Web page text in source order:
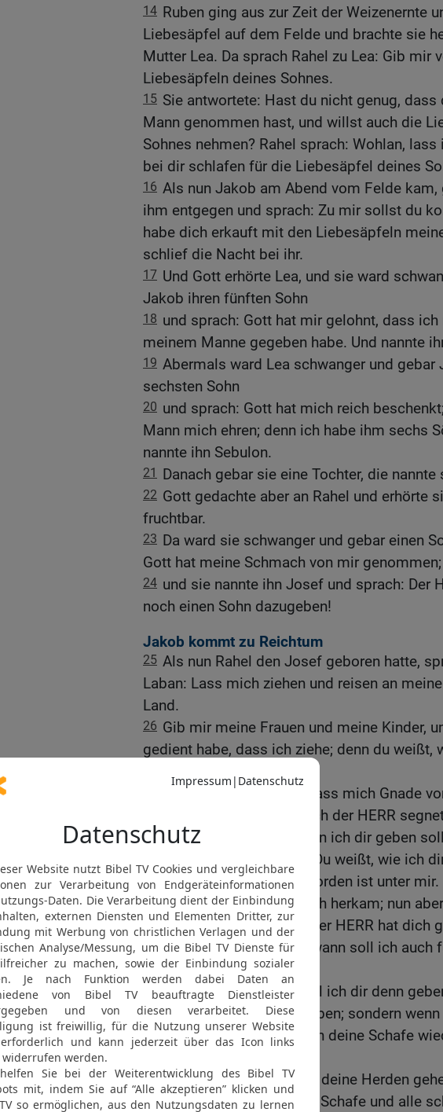
14 Ruben ging aus zur Zeit der Weizenernte
Liebesäpfel auf dem Felde und brachte sie
Mutter Lea. Da sprach Rahel zu Lea: Gib mir
Liebesäpfeln deines Sohnes.
15 Sie antwortete: Hast du nicht genug, dass
Mann genommen hast, und willst auch die
Sohnes nehmen? Rahel sprach: Wohlan,
bei dir schlafen für die Liebesäpfel deines
16 Als nun Jakob am Abend vom Felde kam,
ihm entgegen und sprach: Zu mir sollst du
habe dich erkauft mit den Liebesäpfeln
schlief die Nacht bei ihr.
17 Und Gott erhörte Lea, und sie ward
Jakob ihren fünften Sohn
18 und sprach: Gott hat mir gelohnt, dass
meinem Manne gegeben habe. Und nannte
19 Abermals ward Lea schwanger und gebar
sechsten Sohn
20 und sprach: Gott hat mich reich
Mann mich ehren; denn ich habe ihm sechs
nannte ihn Sebulon.
21 Danach gebar sie eine Tochter, die nannte
22 Gott gedachte aber an Rahel und erhörte
fruchtbar.
23 Da ward sie schwanger und gebar einen
Gott hat meine Schmach von mir genommen;
24 und sie nannte ihn Josef und sprach: Der
noch einen Sohn dazugeben!
Jakob kommt zu Reichtum
25 Als nun Rahel den Josef geboren hatte,
Laban: Lass mich ziehen und reisen an
Land.
26 Gib mir meine Frauen und meine Kinder,
gedient habe, dass ich ziehe; denn du weißt,
Laban sprach zu ihm: Lass mich Gnade
finden. Ich spüre, dass mich der HERR
28 Bestimme den Lohn, den ich dir geben
Er aber sprach zu ihm: Du weißt, wie ich
was aus deinem Vieh geworden ist unter mir.
30 Du hattest wenig, ehe ich herkam; nun
einer großen Menge, und der HERR hat dich
meiner Schritte. Und nun, wann soll ich auch
sorgen?
31 Er aber sprach: Was soll ich dir denn
Du sollst mir gar nichts geben; sondern
was ich dir sage, so will ich deine Schafe
32 Ich will heute durch alle deine Herden
alle gefleckten und bunten Schafe und alle